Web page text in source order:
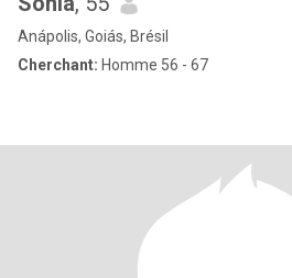
Anápolis, Goiás, Brésil
Cherchant: Homme 56 - 67